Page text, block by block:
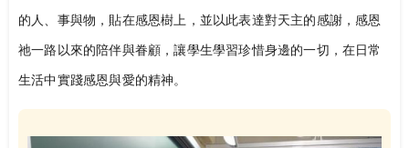
的人、事與物，貼在感恩樹上，並以此表達對天主的感謝，感恩
祂一路以來的陪伴與眷顧，讓學生學習珍惜身邊的一切，在日常
生活中實踐感恩與愛的精神。